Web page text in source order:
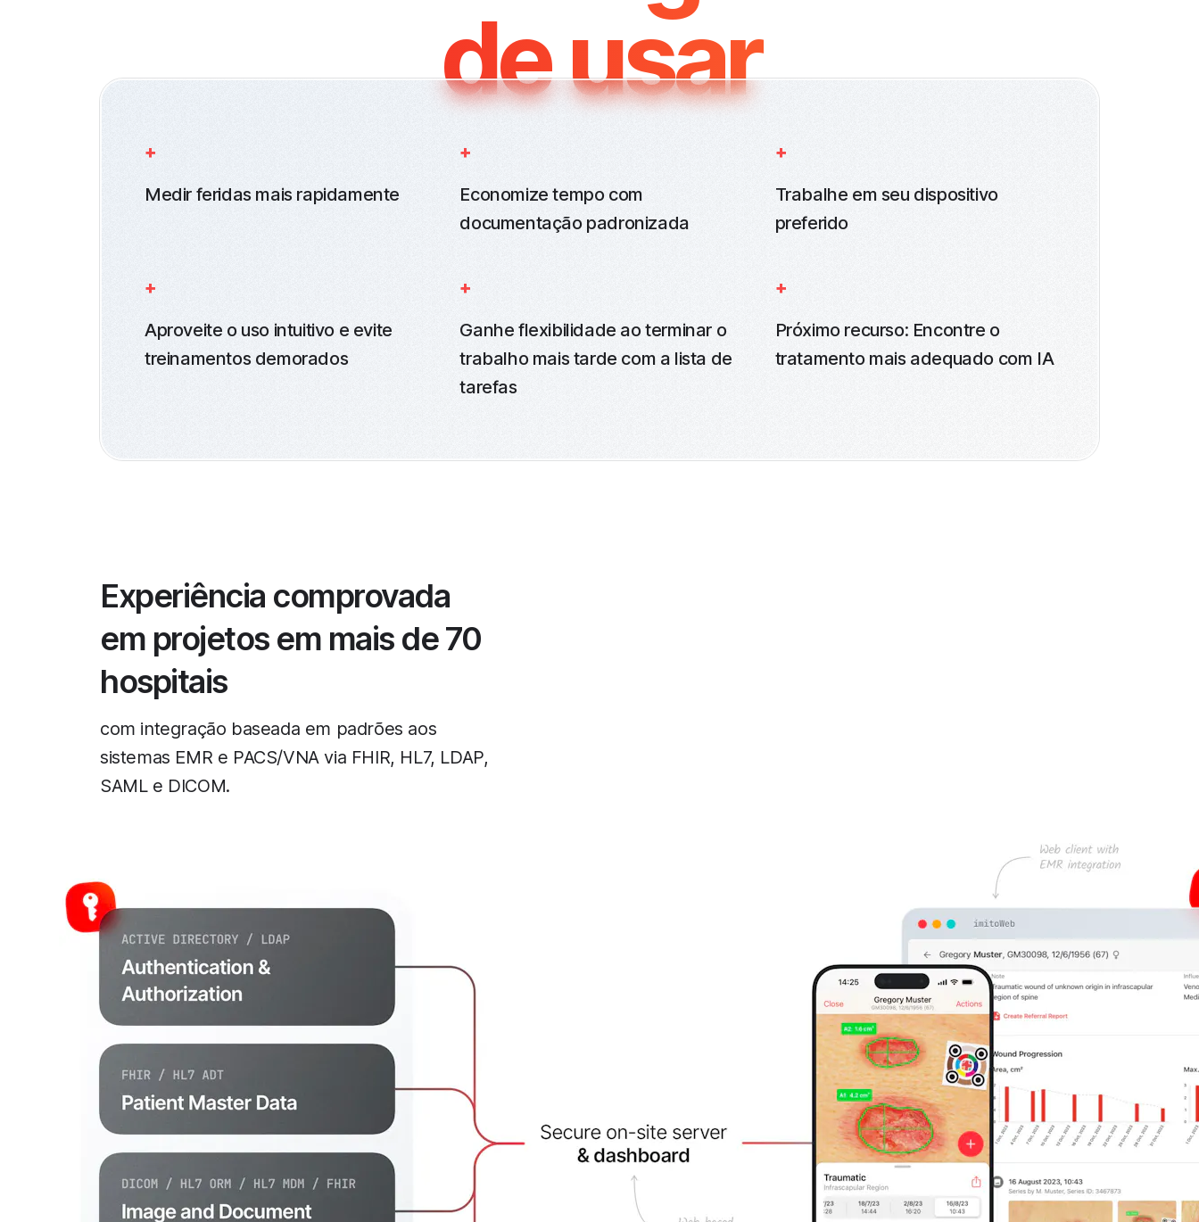
de usar
Medir feridas mais rapidamente
Economize tempo com
documentação padronizada
Trabalhe em seu dispositivo
preferido
Aproveite o uso intuitivo e evite
treinamentos demorados
Ganhe flexibilidade ao terminar o
trabalho mais tarde com a lista de
tarefas
Próximo recurso: Encontre o
tratamento mais adequado com IA
Experiência comprovada
em projetos em mais de 70
hospitais
com integração baseada em padrões aos
sistemas EMR e PACS/VNA via FHIR, HL7, LDAP,
SAML e DICOM.